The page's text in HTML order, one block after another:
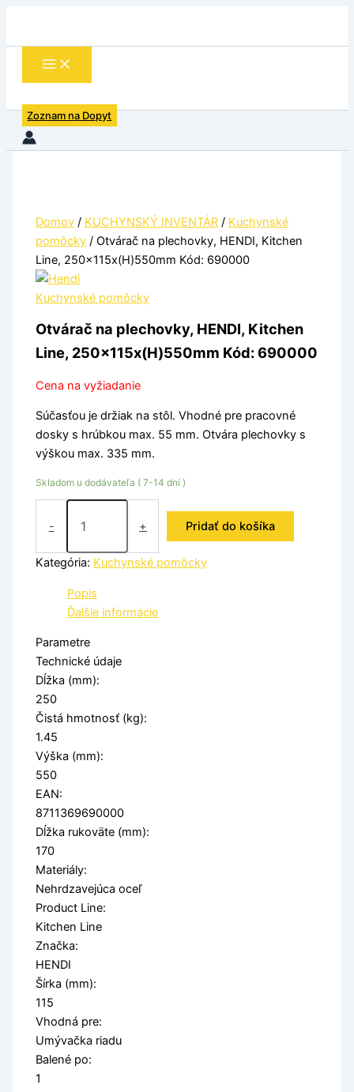
obsah
Zoznam na Dopyt
Domov / KUCHYNSKÝ INVENTÁR / Kuchynské
pomôcky / Otvárač na plechovky, HENDI, Kitchen
Line, 250x115x(H)550mm Kód: 690000
Kuchynské pomôcky
Otvárač na plechovky, HENDI, Kitchen
Line, 250x115x(H)550mm Kód: 690000
Cena na vyžiadanie
Súčasťou je držiak na stôl. Vhodné pre pracovné
dosky s hrúbkou max. 55 mm. Otvára plechovky s
výškou max. 335 mm.
Skladom u dodávateľa ( 7-14 dní )
-
HENDI,
Kitchen
Line,
250x115x(H)550mm
690000
+ Pridať do košíka
Kategória: Kuchynské pomôcky
Popis
Ďalšie informácie
Parametre
Technické údaje
Dĺžka (mm):
250
Čistá hmotnosť (kg):
1.45
Výška (mm):
550
EAN:
8711369690000
Dĺžka rukoväte (mm):
170
Materiály:
Nehrdzavejúca oceľ
Product Line:
Kitchen Line
Značka:
HENDI
Šírka (mm):
115
Vhodná pre:
Umývačka riadu
Balené po:
1